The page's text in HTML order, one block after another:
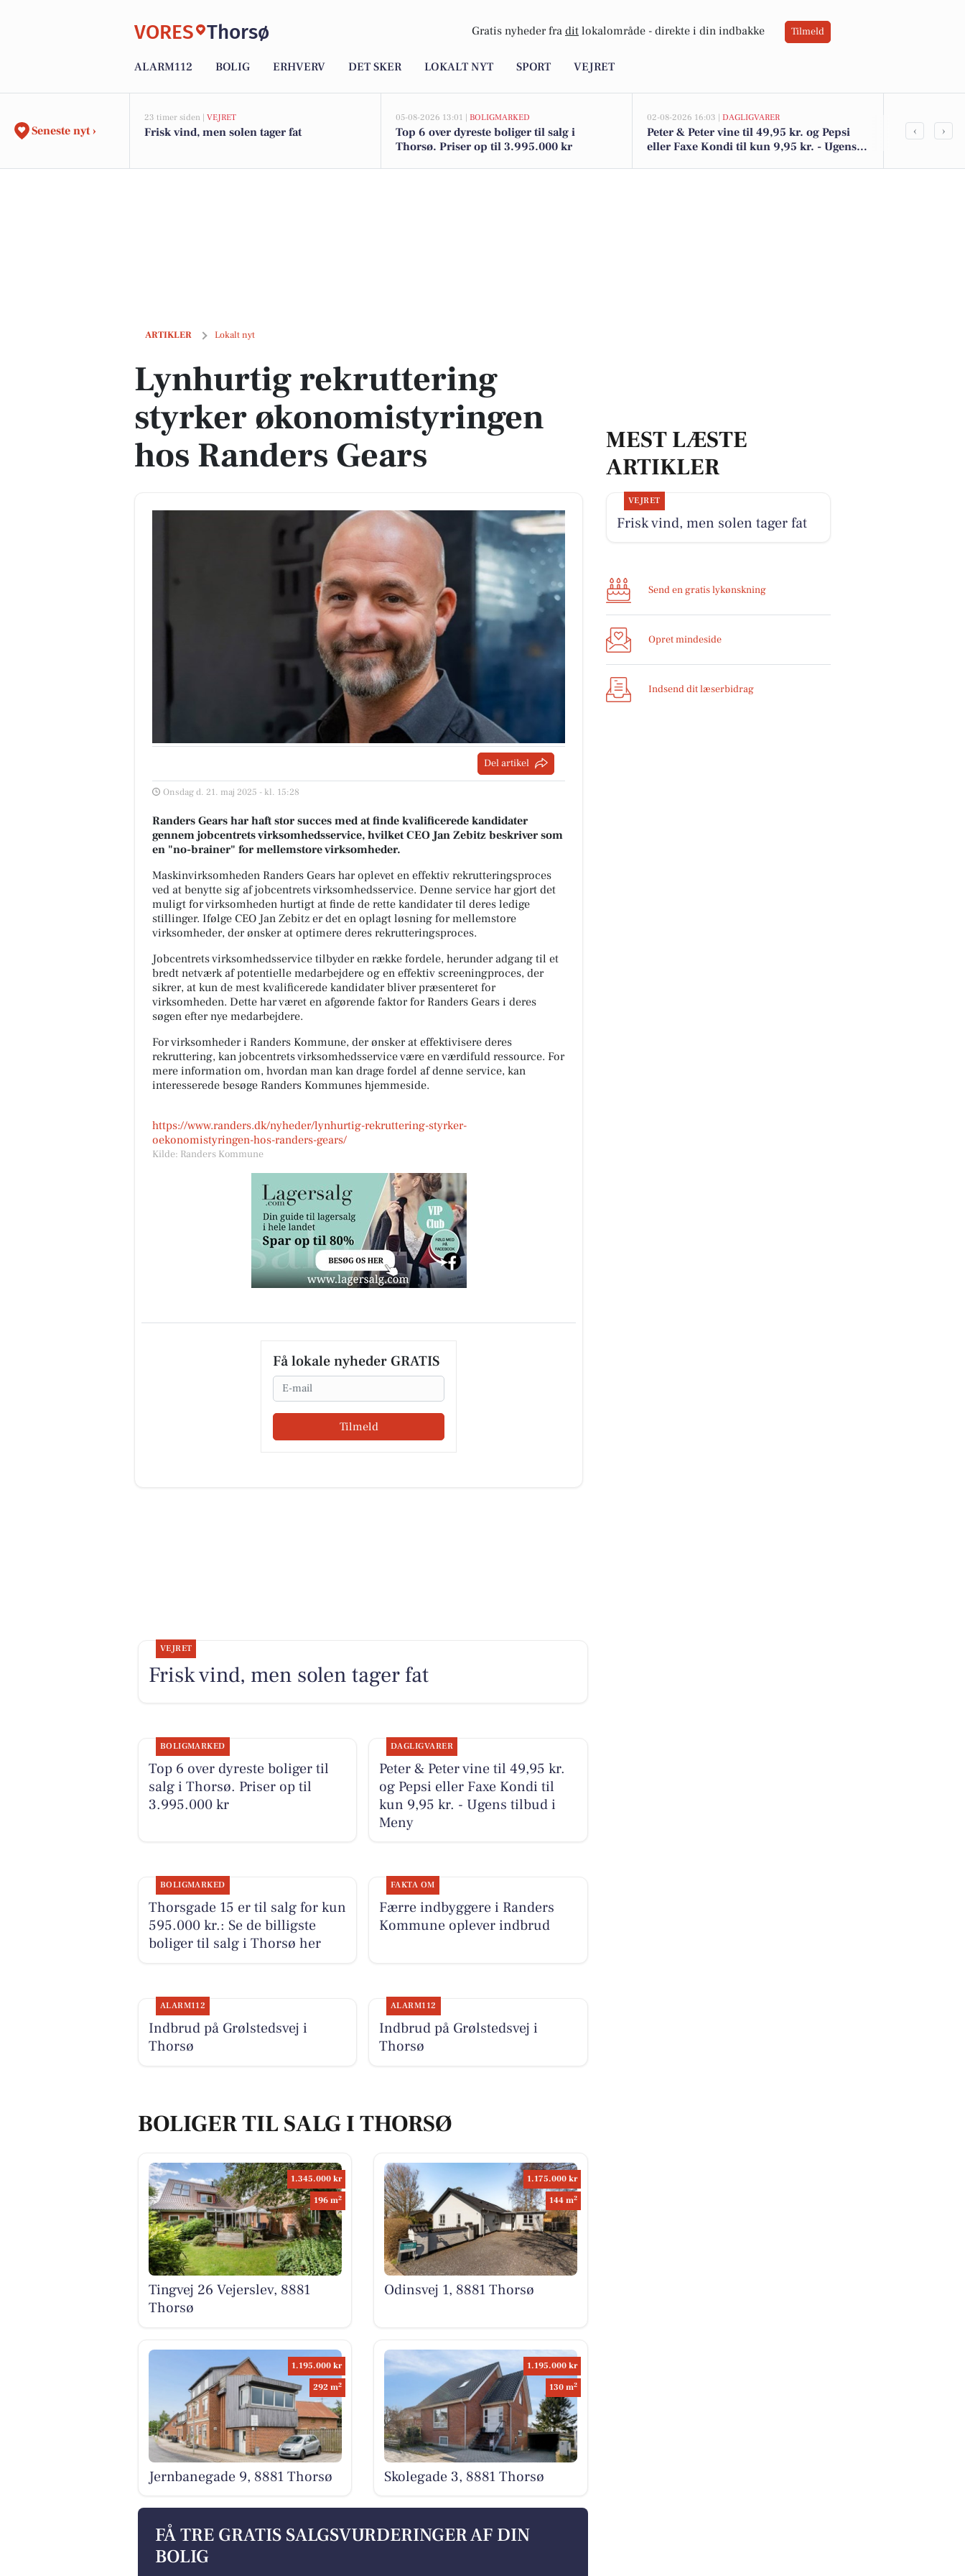
VORES Thorsø Gratis nyheder fra dit lokalområde - direkte i din indbakke Tilmeld
ALARM112 BOLIG ERHVERV DET SKER LOKALT NYT SPORT VEJRET
Seneste nyt ›
23 timer siden | VEJRET
Frisk vind, men solen tager fat
05-08-2026 13:01 | BOLIGMARKED
Top 6 over dyreste boliger til salg i
Thorsø. Priser op til 3.995.000 kr
02-08-2026 16:03 | DAGLIGVARER
Peter & Peter vine til 49,95 kr. og Pepsi
eller Faxe Kondi til kun 9,95 kr. - Ugens
Thorsgade
‹ ›
ARTIKLER Lokalt nyt
Lynhurtig rekruttering styrker økonomistyringen hos Randers Gears
Lynhurtig rekruttering
styrker økonomistyringen
hos Randers Gears
Del artikel
Onsdag d. 21. maj 2025 - kl. 15:28
Randers Gears har haft stor succes med at finde kvalificerede kandidater
gennem jobcentrets virksomhedsservice, hvilket CEO Jan Zebitz beskriver som
en "no-brainer" for mellemstore virksomheder.
Maskinvirksomheden Randers Gears har oplevet en effektiv rekrutteringsproces
ved at benytte sig af jobcentrets virksomhedsservice. Denne service har gjort det
muligt for virksomheden hurtigt at finde de rette kandidater til deres ledige
stillinger. Ifølge CEO Jan Zebitz er det en oplagt løsning for mellemstore
virksomheder, der ønsker at optimere deres rekrutteringsproces.
Jobcentrets virksomhedsservice tilbyder en række fordele, herunder adgang til et
bredt netværk af potentielle medarbejdere og en effektiv screeningproces, der
sikrer, at kun de mest kvalificerede kandidater bliver præsenteret for
virksomheden. Dette har været en afgørende faktor for Randers Gears i deres
søgen efter nye medarbejdere.
For virksomheder i Randers Kommune, der ønsker at effektivisere deres
rekruttering, kan jobcentrets virksomhedsservice være en værdifuld ressource. For
mere information om, hvordan man kan drage fordel af denne service, kan
interesserede besøge Randers Kommunes hjemmeside.
https://www.randers.dk/nyheder/lynhurtig-rekruttering-styrker-
oekonomistyringen-hos-randers-gears/
Kilde: Randers Kommune
Få lokale nyheder GRATIS
Email
Tilmeld
MEST LÆSTE
ARTIKLER
VEJRET
Frisk vind, men solen tager fat
Send en gratis lykønskning
Opret mindeside
Indsend dit læserbidrag
VEJRET
Frisk vind, men solen tager fat
BOLIGMARKED
Top 6 over dyreste boliger til
salg i Thorsø. Priser op til
3.995.000 kr
DAGLIGVARER
Peter & Peter vine til 49,95 kr.
og Pepsi eller Faxe Kondi til
kun 9,95 kr. - Ugens tilbud i
Meny
BOLIGMARKED
Thorsgade 15 er til salg for kun
595.000 kr.: Se de billigste
boliger til salg i Thorsø her
FAKTA OM
Færre indbyggere i Randers
Kommune oplever indbrud
ALARM112
Indbrud på Grølstedsvej i
Thorsø
ALARM112
Indbrud på Grølstedsvej i
Thorsø
BOLIGER TIL SALG I THORSØ
1.345.000 kr
196 m2
Tingvej 26 Vejerslev, 8881
Thorsø
1.175.000 kr
144 m2
Odinsvej 1, 8881 Thorsø
1.195.000 kr
292 m2
Jernbanegade 9, 8881 Thorsø
1.195.000 kr
130 m2
Skolegade 3, 8881 Thorsø
FÅ TRE GRATIS SALGSVURDERINGER AF DIN
BOLIG